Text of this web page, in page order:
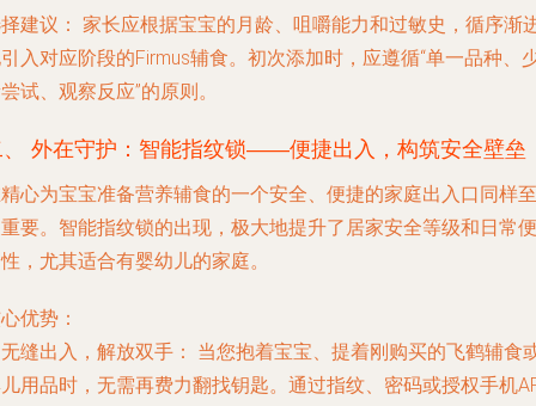
建议： 家长应根据宝宝的月龄、咀嚼能力和过敏史，循序渐
入对应阶段的Firmus辅食。初次添加时，应遵循“单一品种、
试、观察反应”的原则。
、 外在守护：智能指纹锁——便捷出入，构筑安全壁垒
心为宝宝准备营养辅食的一个安全、便捷的家庭出入口同样至
要。智能指纹锁的出现，极大地提升了居家安全等级和日常便
，尤其适合有婴幼儿的家庭。
优势：
无缝出入，解放双手：
当您抱着宝宝、提着刚购买的飞鹤辅食
用品时，无需再费力翻找钥匙。通过指纹、密码或授权手机